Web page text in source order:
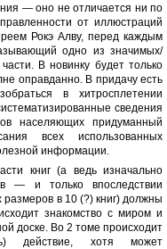
— оно не отличается ни по
от иллюстраций
Рокэ Алву, перед каждым
одно из значимых/
В новинку будет только
оправданно. В придачу есть
в хитросплетении
сведения
населяющих придуманный
всех использованных
информации.
книг (а ведь изначально
— и только впоследствии
в 10 (?) книг) должны
знакомство с миром и
доске. Во 2 томе происходит
действие, хотя может